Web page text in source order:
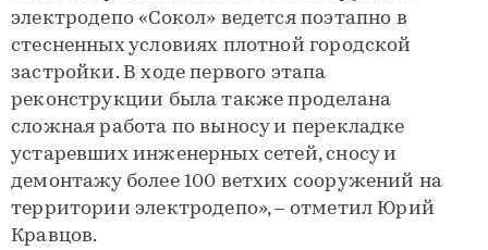
электродепо «Сокол» ведется поэтапно в
стесненных условиях плотной городской
застройки. В ходе первого этапа
реконструкции была также проделана
сложная работа по выносу и перекладке
устаревших инженерных сетей, сносу и
демонтажу более 100 ветхих сооружений на
территории электродепо», – отметил Юрий
Кравцов.